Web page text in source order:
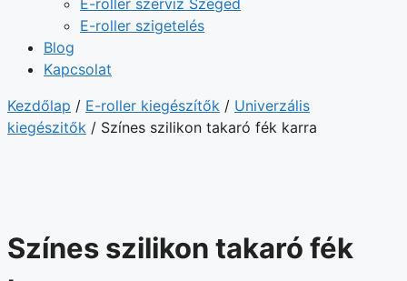
E-roller szigetelés
Blog
Kapcsolat
Kezdőlap / E-roller kiegészítők / Univerzális
kiegészitők / Színes szilikon takaró fék karra
Színes szilikon takaró fék